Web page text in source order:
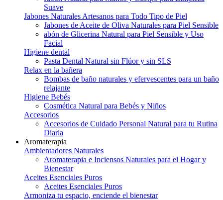
Suave
Jabones Naturales Artesanos para Todo Tipo de Piel
Jabones de Aceite de Oliva Naturales para Piel Sensible
abón de Glicerina Natural para Piel Sensible y Uso
Facial
Higiene dental
Pasta Dental Natural sin Flúor y sin SLS
Relax en la bañera
Bombas de baño naturales y efervescentes para un baño
relajante
Higiene Bebés
Cosmética Natural para Bebés y Niños
Accesorios
Accesorios de Cuidado Personal Natural para tu Rutina
Diaria
Aromaterapia
Ambientadores Naturales
Aromaterapia e Inciensos Naturales para el Hogar y
Bienestar
Aceites Esenciales Puros
Aceites Esenciales Puros
Armoniza tu espacio, enciende el bienestar